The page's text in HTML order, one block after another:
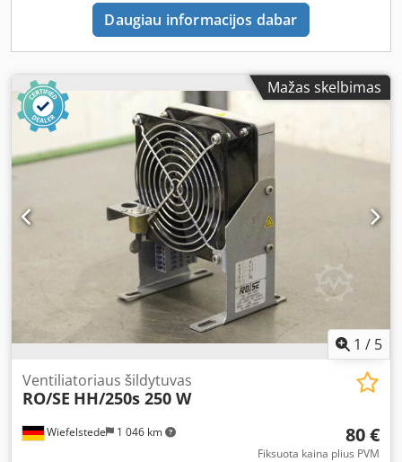
Daugiau informacijos dabar
Mažas skelbimas
1 / 5
Wiefelstede 1 046 km
Ventiliatoriaus šildytuvas
RO/SE HH/250s 250 W
80 €
Fiksuota kaina plius PVM